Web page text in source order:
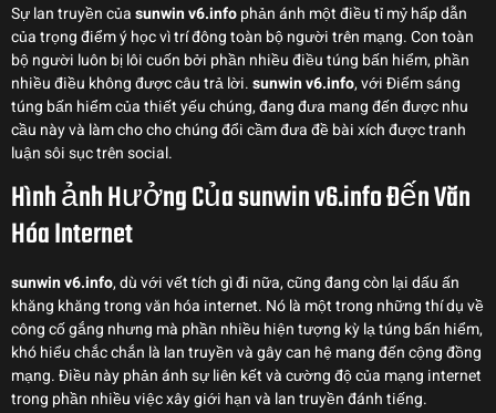
Sự lan truyền củasunwin v6.infophản ánh một điều tỉ mỷ hấp dẫn
của trọng điểm ý học vì trí đông toàn bộ người trên mạng. Con toàn
bộ người luôn bị lôi cuốn bởi phần nhiều điều túng bấn hiểm, phần
nhiều điều không được câu trả lời.sunwin v6.info, với Điểm sáng
túng bấn hiểm của thiết yếu chúng, đang đưa mang đến được nhu
cầu này và làm cho cho chúng đổi cầm đưa đề bài xích được tranh
luận sôi sục trên social.
Hình ảnh Hưởng Của sunwin v6.info Đến Văn
Hóa Internet
sunwin v6.info, dù với vết tích gì đi nữa, cũng đang còn lại dấu ấn
khăng khăng trong văn hóa internet. Nó là một trong những thí dụ về
công cố gắng nhưng mà phần nhiều hiện tượng kỳ lạ túng bấn hiểm,
khó hiểu chắc chắn là lan truyền và gây can hệ mang đến cộng đồng
mạng. Điều này phản ánh sự liên kết và cường độ của mạng internet
trong phần nhiều việc xây giới hạn và lan truyền đánh tiếng.